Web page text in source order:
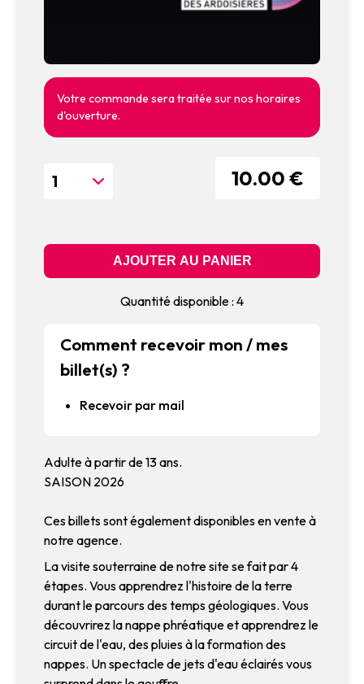
Votre commande sera traitée sur nos horaires
d'ouverture.
10.00 €
Quantité disponible : 4
Comment recevoir mon / mes
billet(s) ?
Recevoir par mail
Adulte à partir de 13 ans.
SAISON 2026
Ces billets sont également disponibles en vente à
notre agence.
La visite souterraine de notre site se fait par 4
étapes. Vous apprendrez l'histoire de la terre
durant le parcours des temps géologiques. Vous
découvrirez la nappe phréatique et apprendrez le
circuit de l'eau, des pluies à la formation des
nappes. Un spectacle de jets d'eau éclairés vous